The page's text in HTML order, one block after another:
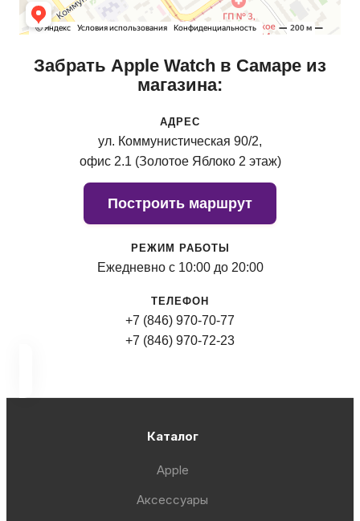
Забрать Apple Watch в Самаре из
магазина:
АДРЕС
ул. Коммунистическая 90/2,
офис 2.1 (Золотое Яблоко 2 этаж)
Построить маршрут
РЕЖИМ РАБОТЫ
Ежедневно с 10:00 до 20:00
ТЕЛЕФОН
+7 (846) 970-70-77
+7 (846) 970-72-23
Каталог
Apple
Аксессуары